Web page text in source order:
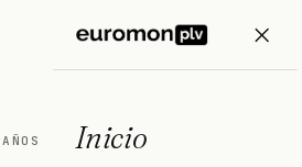
ES FR
Inicio